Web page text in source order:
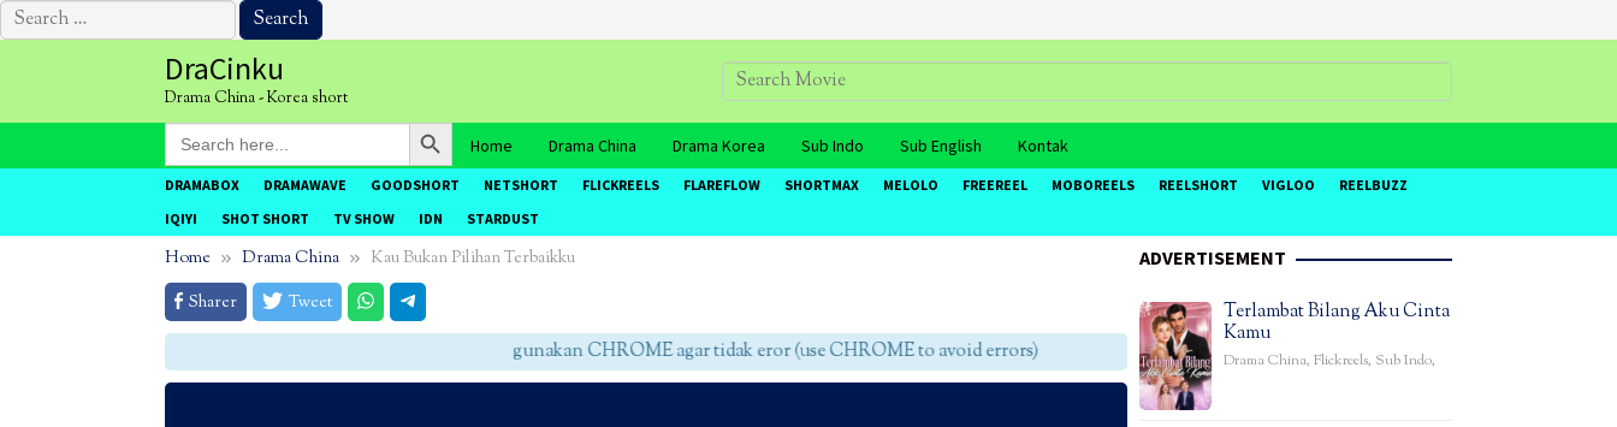
Search
for:
DraCinku
Drama China - Korea short
Search
for:
Search Button
Home Drama China Drama Korea Sub Indo Sub English Kontak
DRAMABOX DRAMAWAVE GOODSHORT NETSHORT FLICKREELS FLAREFLOW SHORTMAX MELOLO FREEREEL MOBOREELS REELSHORT VIGLOO
REELBUZZ
IQIYI
SHOT SHORT TV SHOW IDN STARDUST
Home Drama China
Kau Bukan Pilihan Terbaikku
Sharer
Tweet
gunakan CHROME agar tidak eror (use CHROME to avoid errors)
ADVERTISEMENT
Terlambat Bilang Aku Cinta
Kamu
Drama China, Flickreels, Sub Indo,